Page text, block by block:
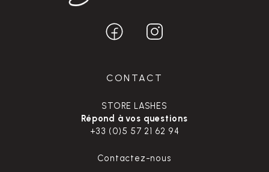
CONTACT
STORE LASHES
Répond à vos questions
+33 (0)5 57 21 62 94
Contactez-nous